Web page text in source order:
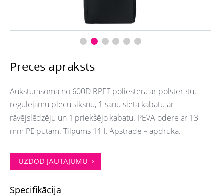
Preces apraksts
Aukstumsoma no 600D RPET poliestera ar polsterētu,
regulējamu plecu siksnu, 1 sānu sieta kabatu ar
rāvējslēdzēju un 1 priekšējo kabatu. PEVA odere ar 13
mm PE putām. Tilpums 11 l. Apstrāde – apdruka.
UZDOD JAUTĀJUMU
Specifikācija